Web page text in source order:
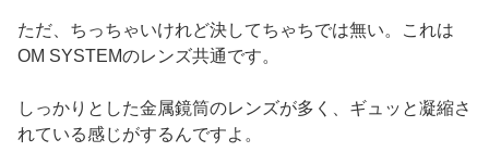
ただ、ちっちゃいけれど決してちゃちでは無い。これは
OM SYSTEMのレンズ共通です。
しっかりとした金属鏡筒のレンズが多く、ギュッと凝縮さ
れている感じがするんですよ。